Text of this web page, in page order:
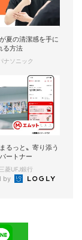
夏の清潔感を手に
る方法
ナソニック
るっと〟寄り添う
ートナー
三菱UFJ銀行
by